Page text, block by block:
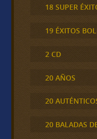
18 SUPER
19 ÉXITOS
2 CD
20 AÑOS
20
20 BALADAS